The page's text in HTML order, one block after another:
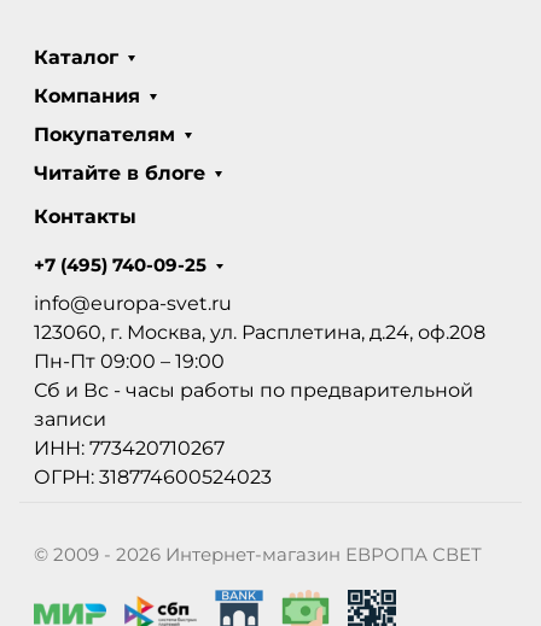
Каталог
Компания
Покупателям
Читайте в блоге
Контакты
+7 (495) 740-09-25
info@europa-svet.ru
123060, г. Москва, ул. Расплетина, д.24, оф.208
Пн-Пт 09:00 – 19:00
Сб и Вс - часы работы по предварительной
записи
ИНН: 773420710267
ОГРН: 318774600524023
© 2009 - 2026 Интернет-магазин ЕВРОПА СВЕТ